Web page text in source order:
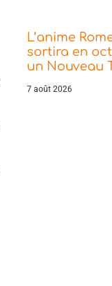
L’anime
sortira en
un Nouveau
7 août 2026